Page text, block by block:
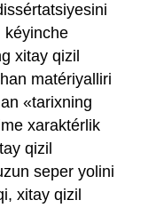
kéyinche
xitay qizil
matériyalliri
«tarixning
xaraktérlik
qizil
seper yolini
xitay qizil